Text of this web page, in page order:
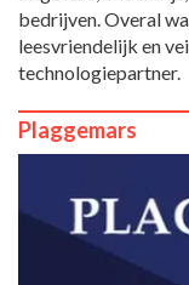
bedrijven. Overal
leesvriendelijk en
technologiepartner.
Plaggemars